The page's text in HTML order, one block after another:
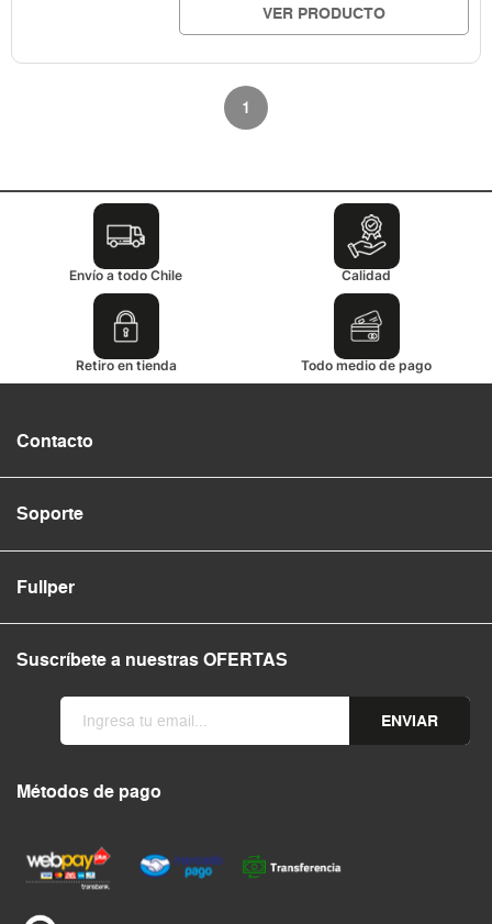
VER PRODUCTO
1
Envío a todo Chile Calidad
Retiro en tienda Todo medio de pago
Contacto
Soporte
Fullper
Suscríbete a nuestras OFERTAS
ENVIAR
Métodos de pago